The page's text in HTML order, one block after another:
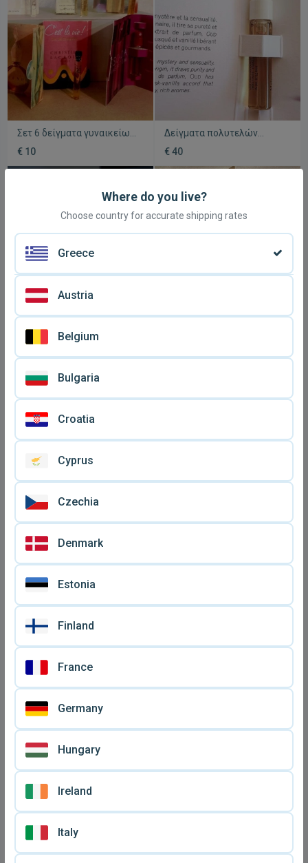
Σετ 6 δείγματα γυναικείων
αρωμάτων σαν καινούργια,
διάσημες μάρκες
€ 10
Δείγματα πολυτελών
αρωμάτων καινούργια,
πακέτο με Diptyque και
Maison Francis Kurkdjian
€ 40
Δείγμα αρώματος mangers
Sicily σαν καινούργιο
€ 5
Δείγματα γυναικείων
Police δείγμα ανδρικό
καινούργιο
€ 1
αρωμάτων καινούργια,
€ 14
αρωμάτων καινούργια,
€ 14
καινούργια
Where do you live?
Choose country for accurate shipping rates
Greece
Austria
Belgium
Bulgaria
Croatia
Cyprus
Czechia
Denmark
Estonia
Finland
France
Germany
Hungary
Ireland
Italy